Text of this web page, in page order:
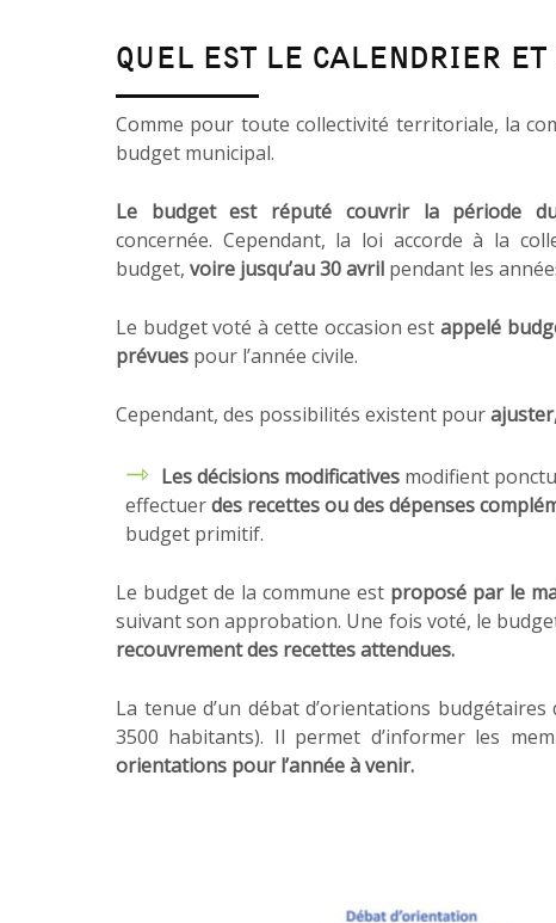
QUEL EST LE CALENDRIER
Comme pour toute collectivité territoriale, la
budget municipal.
Le budget est réputé couvrir la période
concernée. Cependant, la loi accorde à la
budget, voire jusqu’au 30 avril pendant les
Le budget voté à cette occasion est appelé
prévues pour l’année civile.
Cependant, des possibilités existent pour
Les décisions modificatives modifient
effectuerdes recettes ou des dépenses
budget primitif.
Le budget de la commune est proposé par le
suivant son approbation. Une fois voté, le
recouvrement des recettes attendues.
La tenue d’un débat d’orientations
3500 habitants). Il permet d’informer les
orientations pour l’année à venir.